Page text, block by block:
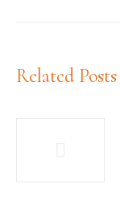
Related Posts